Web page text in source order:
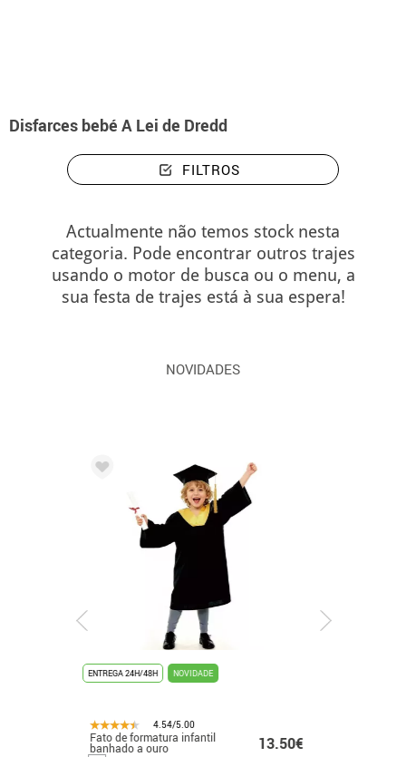
Disfarces bebé A Lei de Dredd
FILTROS
Actualmente não temos stock nesta
categoria. Pode encontrar outros trajes
usando o motor de busca ou o menu, a
sua festa de trajes está à sua espera!
NOVIDADES
ENTREGA 24H/48H NOVIDADE
4.54/5.00
Fato de formatura infantil
banhado a ouro
13.50€